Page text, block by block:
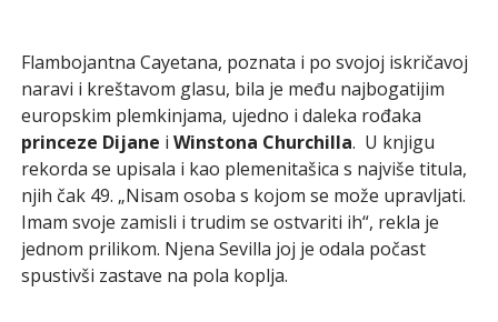
Flambojantna Cayetana, poznata i po svojoj iskričavoj
naravi i kreštavom glasu, bila je među najbogatijim
europskim plemkinjama, ujedno i daleka rođaka
princeze Dijane i Winstona Churchilla. U knjigu
rekorda se upisala i kao plemenitašica s najviše titula,
njih čak 49. „Nisam osoba s kojom se može upravljati.
Imam svoje zamisli i trudim se ostvariti ih“, rekla je
jednom prilikom. Njena Sevilla joj je odala počast
spustivši zastave na pola koplja.